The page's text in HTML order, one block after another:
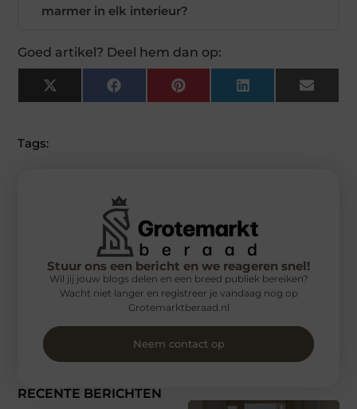
marmer in elk interieur?
Goed artikel? Deel hem dan op:
X
(Twitter)
FacebookPinterest LinkedIn Email
Tags:
RECENTE BERICHTEN
Stuur ons een bericht en we reageren snel!
Wil jij jouw blogs delen en een breed publiek bereiken?
Wacht niet langer en registreer je vandaag nog op
Grotemarktberaad.nl
Neem contact op